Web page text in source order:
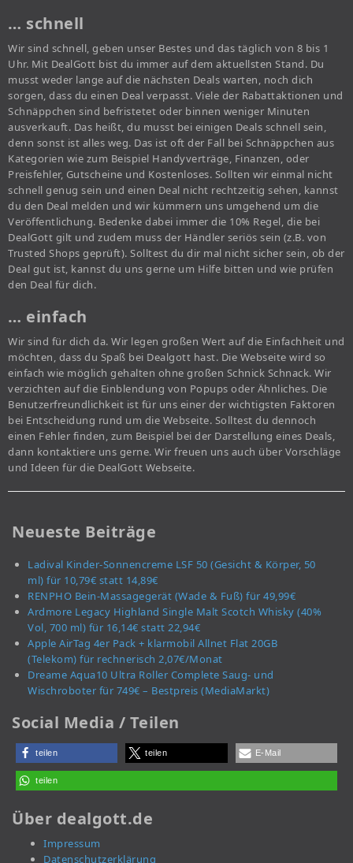
… schnell
Wir sind schnell, geben unser Bestes und das täglich von 8 bis 1
Uhr. Mit DealGott bist du immer auf dem aktuellsten Stand. Du
musst weder lange auf die nächsten Deals warten, noch dich
sorgen, dass du einen Deal verpasst. Viele der Rabattaktionen und
Schnäppchen sind befristetet oder binnen weniger Minuten
ausverkauft. Das heißt, du musst bei einigen Deals schnell sein,
denn sonst ist alles weg. Das ist oft der Fall bei Schnäppchen aus
Kategorien wie zum Beispiel Handyverträge, Finanzen, oder
Preisfehler, Gutscheine und Kostenloses. Sollten wir einmal nicht
schnell genug sein und einen Deal nicht rechtzeitig sehen, kannst
du den Deal melden und wir kümmern uns umgehend um die
Veröffentlichung. Bedenke dabei immer die 10% Regel, die bei
DealGott gilt und zudem muss der Händler seriös sein (z.B. von
Trusted Shops geprüft). Solltest du dir mal nicht sicher sein, ob der
Deal gut ist, kannst du uns gerne um Hilfe bitten und wie prüfen
den Deal für dich.
… einfach
Wir sind für dich da. Wir legen großen Wert auf die Einfachheit und
möchten, dass du Spaß bei Dealgott hast. Die Webseite wird so
einfach wie möglich gehalten ohne großen Schnick Schnack. Wir
verzichten auf die Einblendung von Popups oder Ähnliches. Die
Benutzerfreundlichkeit ist für uns einer der wichtigsten Faktoren
bei Entscheidung rund um die Webseite. Solltest du dennoch
einen Fehler finden, zum Beispiel bei der Darstellung eines Deals,
dann kontaktiere uns gerne. Wir freuen uns auch über Vorschläge
und Ideen für die DealGott Webseite.
Neueste Beiträge
Ladival Kinder-Sonnencreme LSF 50 (Gesicht & Körper, 50
ml) für 10,79€ statt 14,89€
RENPHO Bein-Massagegerät (Wade & Fuß) für 49,99€
Ardmore Legacy Highland Single Malt Scotch Whisky (40%
Vol, 700 ml) für 16,14€ statt 22,94€
Apple AirTag 4er Pack + klarmobil Allnet Flat 20GB
(Telekom) für rechnerisch 2,07€/Monat
Dreame Aqua10 Ultra Roller Complete Saug- und
Wischroboter für 749€ – Bestpreis (MediaMarkt)
Social Media / Teilen
teilen teilen E-Mail
teilen
Über dealgott.de
Impressum
Datenschutzerklärung